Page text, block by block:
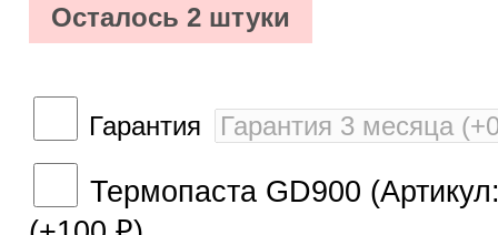
Осталось 2 штуки
Гарантия
Термопаста GD900